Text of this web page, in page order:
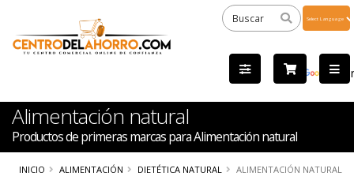
by
Alimentación natural
Productos de primeras marcas para Alimentación natural
INICIO ALIMENTACIÓN DIETÉTICA NATURAL ALIMENTACIÓN NATURAL